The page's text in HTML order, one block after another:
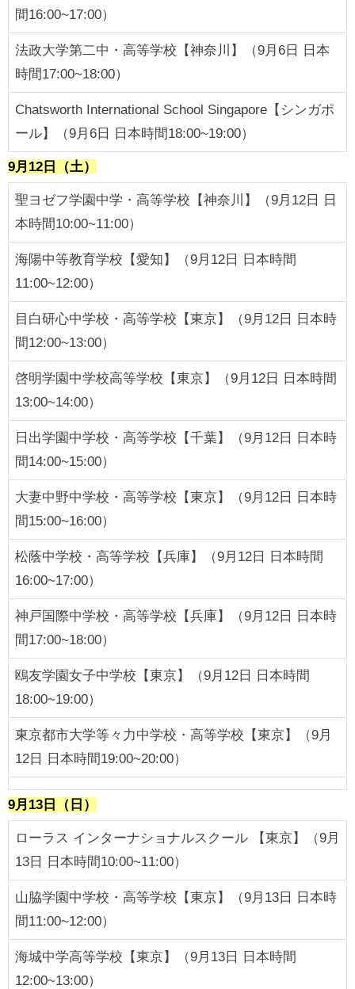
間16:00~17:00）
法政大学第二中・高等学校【神奈川】（9月6日 日本
時間17:00~18:00）
Chatsworth International School Singapore【シンガポ
ール】（9月6日 日本時間18:00~19:00）
9月12日（土）
聖ヨゼフ学園中学・高等学校【神奈川】（9月12日 日
本時間10:00~11:00）
海陽中等教育学校【愛知】（9月12日 日本時間
11:00~12:00）
目白研心中学校・高等学校【東京】（9月12日 日本時
間12:00~13:00）
啓明学園中学校高等学校【東京】（9月12日 日本時間
13:00~14:00）
日出学園中学校・高等学校【千葉】（9月12日 日本時
間14:00~15:00）
大妻中野中学校・高等学校【東京】（9月12日 日本時
間15:00~16:00）
松蔭中学校・高等学校【兵庫】（9月12日 日本時間
16:00~17:00）
神戸国際中学校・高等学校【兵庫】（9月12日 日本時
間17:00~18:00）
鴎友学園女子中学校【東京】（9月12日 日本時間
18:00~19:00）
東京都市大学等々力中学校・高等学校【東京】（9月
12日 日本時間19:00~20:00）
9月13日（日）
ローラス インターナショナルスクール 【東京】（9月
13日 日本時間10:00~11:00）
山脇学園中学校・高等学校【東京】（9月13日 日本時
間11:00~12:00）
海城中学高等学校【東京】（9月13日 日本時間
12:00~13:00）